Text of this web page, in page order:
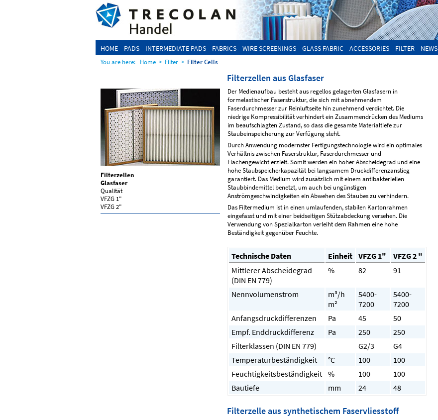
HOME PADS INTERMEDIATE PADS FABRICS WIRE SCREENINGS GLASS FABRIC ACCESSORIES FILTER NEWS
You are here: Home > Filter > Filter Cells
Filterzellen aus Glasfaser
Der Medienaufbau besteht aus regellos gelagerten Glasfasern in
formelastischer Faserstruktur, die sich mit abnehmendem
Faserdurchmesser zur Reinluftseite hin zunehmend verdichtet. Die
niedrige Kompressibilität verhindert ein Zusammendrücken des Mediums
im beaufschlagten Zustand, so dass die gesamte Materialtiefe zur
Staubeinspeicherung zur Verfügung steht.
Durch Anwendung modernster Fertigungstechnologie wird ein optimales
Verhältnis zwischen Faserstruktur, Faserdurchmesser und
Flächengewicht erzielt. Somit werden ein hoher Abscheidegrad und eine
hohe Staubspeicherkapazität bei langsamem Druckdifferenzanstieg
garantiert. Das Medium wird zusätzlich mit einem antibakteriellen
Staubbindemittel benetzt, um auch bei ungünstigen
Anströmgeschwindigkeiten ein Abwehen des Staubes zu verhindern.
Das Filtermedium ist in einen umlaufenden, stabilen Kartonrahmen
eingefasst und mit einer beidseitigen Stützabdeckung versehen. Die
Verwendung von Spezialkarton verleiht dem Rahmen eine hohe
Beständigkeit gegenüber Feuchte.
Technische Daten Einheit VFZG 1"
VFZG 2 "
Mittlerer Abscheidegrad
(DIN EN 779)
% 82 91
Nennvolumenstrom
m³/h
m²
5400-
7200
5400-
7200
Anfangsdruckdifferenzen
Pa 45
50
Empf. Enddruckdifferenz
Pa 250
250
Filterklassen (DIN EN 779)
G2/3
G4
Temperaturbeständigkeit
°C 100
100
Feuchtigkeitsbeständigkeit % 100
100
Bautiefe
mm 24 48
Filterzellen
Glasfaser
Qualität
VFZG 1"
VFZG 2"
Filterzelle aus synthetischem Faservliesstoff